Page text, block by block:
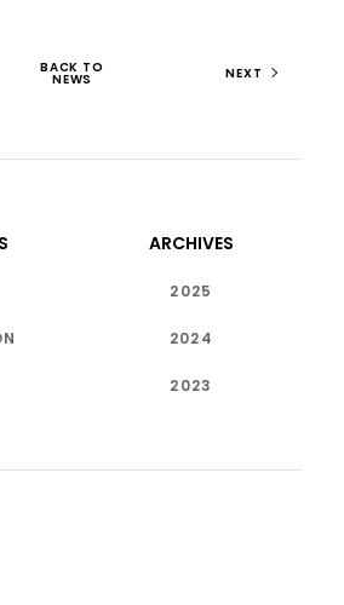
BACK TO
NEWS NEXT
ARCHIVES
2025
2024
2023